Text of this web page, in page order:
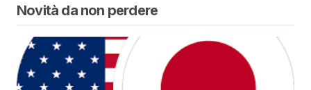
Novità da non perdere